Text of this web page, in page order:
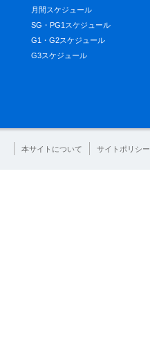
月間スケジュール
SG・PG1スケジュール
G1・G2スケジュール
G3スケジュール
本サイトについて サイトポリシー